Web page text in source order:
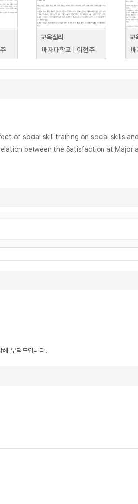
교육심리
배재대학교 | 이현주
교
effect of social skill training on social
Correlation between the Satisfaction at
부탁드립니다.